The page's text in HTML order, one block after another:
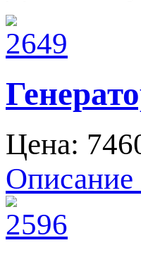
Цена:
Описание